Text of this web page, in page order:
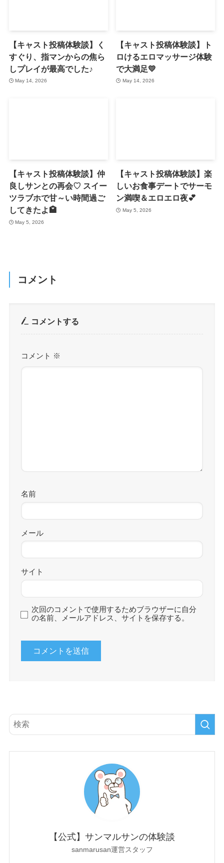
【キャスト投稿体験談】く
すぐり、指マンからの焦ら
しプレイが最高でした♪
May 14, 2026
【キャスト投稿体験談】ト
ロけるエロマッサージ体験
で大満足💛
May 14, 2026
【キャスト投稿体験談】仲
良しサンとの再会♡ スイー
ツラブホで甘～い時間過ご
してきたよ🏩
May 5, 2026
【キャスト投稿体験談】楽
しいお食事デートでサーモ
ン満喫＆エロエロ夜💕
May 5, 2026
コメント
コメントする
コメント ※
名前
メール
サイト
次回のコメントで使用するためブラウザーに自分
の名前、メールアドレス、サイトを保存する。
【公式】サンマルサンの体験談
sanmarusan運営スタッフ